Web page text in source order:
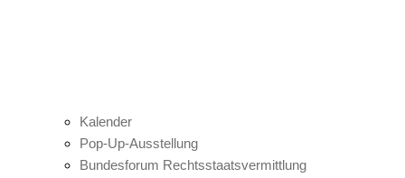
Kalender
Pop-Up-Ausstellung
Bundesforum Rechtsstaatsvermittlung